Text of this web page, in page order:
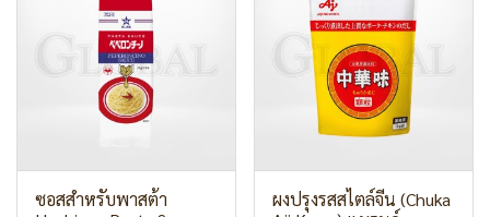
ซอสสำหรับพาสต้า
ผงปรุงรสสไตล์จีน (Chuka